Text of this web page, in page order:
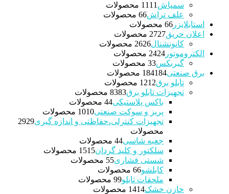
سمپاش
11 11 محصولات
علف تراش 66 محصولات
استابلایزر
66 محصولات
اعلان حریق
2727 محصولات
کانونشنال
2626 محصولات
الکتروموتور
2424 محصولات
گیربکس 33 محصولات
برق صنعتی
184184 محصولات
تابلو برق
1212 محصولات
تجهیزات تابلو برق
8383 محصولات
باکس پلاستیکی 44 محصولات
پریز و سوکت صنعتی
1010 محصولات
تجهیزات کنترلی،حفاظتی و اندازه گیری
2929
محصولات
جعبه شاسی 44 محصولات
سلکتور و کلید گردان
1515 محصولات
شستی فشاری 55 محصولات
کابلشو 66 محصولات
ملحقات تابلو 99 محصولات
خازن خشک
1414 محصولات